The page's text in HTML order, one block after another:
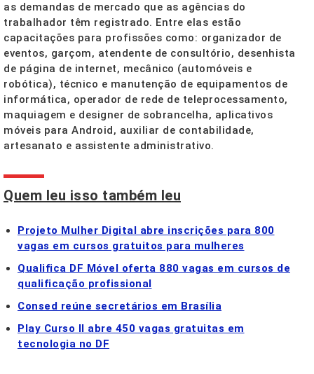
as demandas de mercado que as agências do
trabalhador têm registrado. Entre elas estão
capacitações para profissões como: organizador de
eventos, garçom, atendente de consultório, desenhista
de página de internet, mecânico (automóveis e
robótica), técnico e manutenção de equipamentos de
informática, operador de rede de teleprocessamento,
maquiagem e designer de sobrancelha, aplicativos
móveis para Android, auxiliar de contabilidade,
artesanato e assistente administrativo.
Quem leu isso também leu
Projeto Mulher Digital abre inscrições para 800
vagas em cursos gratuitos para mulheres
Qualifica DF Móvel oferta 880 vagas em cursos de
qualificação profissional
Consed reúne secretários em Brasília
Play Curso II abre 450 vagas gratuitas em
tecnologia no DF